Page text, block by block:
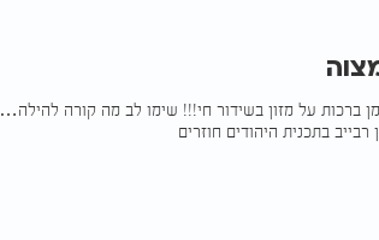
ברכות על מזון בשידור חי!!! שימו לב מה קורה להילה…
בתכנית היהודים חוזרים